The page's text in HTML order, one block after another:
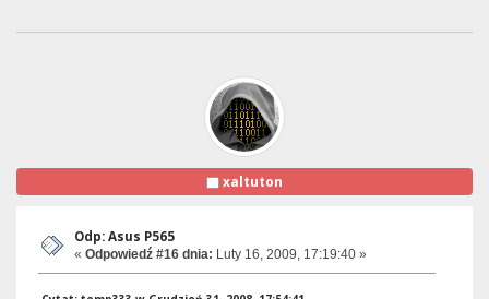
xaltuton
Odp: Asus P565
« Odpowiedź #16 dnia: Luty 16, 2009, 17:19:40 »